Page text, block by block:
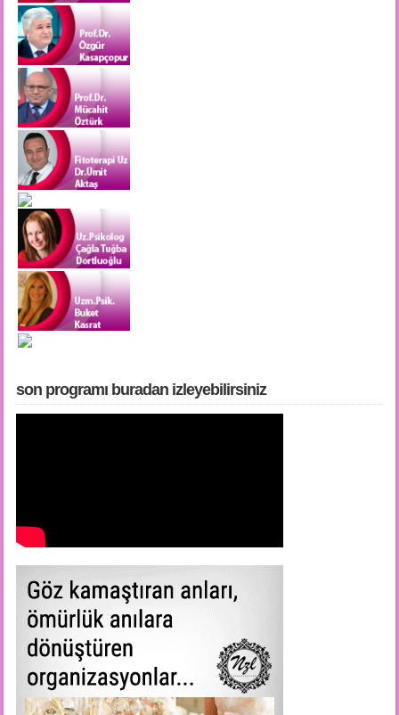
son programı buradan i̇zleyebilirsiniz